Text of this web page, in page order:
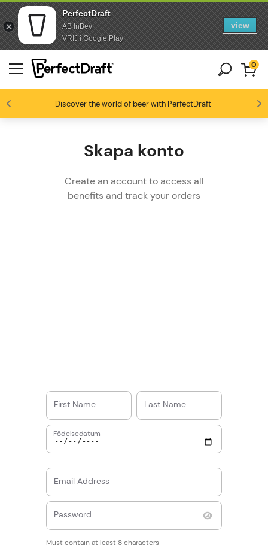
PerfectDraft
AB InBev
VRIJ i Google Play
view
Skip to content
Skip to footer
Discover the world of beer with PerfectDraft
Ölentusiaster älskar oss 4.4/5
0
Skapa konto
Create an account to access all
benefits and track your orders
First Name Last Name
Födelsedatum
Email Address
Password
Must contain at least 8 characters